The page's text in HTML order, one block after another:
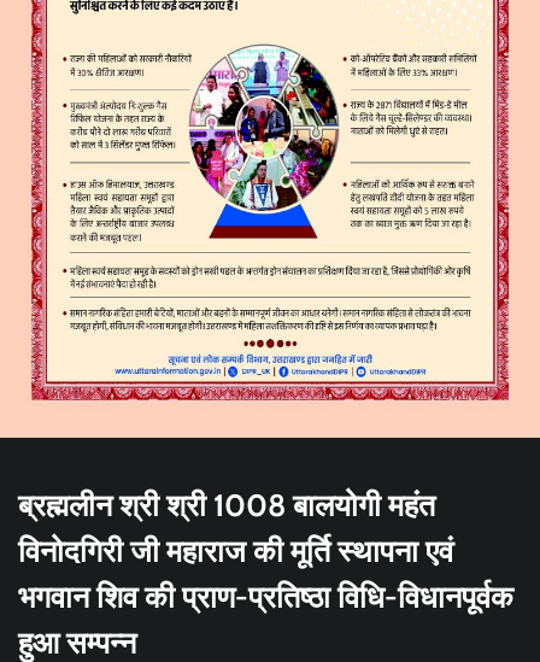
ब्रह्मलीन श्री श्री 1008 बालयोगी महंत
विनोदगिरी जी महाराज की मूर्ति स्थापना एवं
भगवान शिव की प्राण-प्रतिष्ठा विधि-विधानपूर्वक
हुआ सम्पन्न